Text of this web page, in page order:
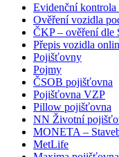
Evidenční kontrola
Ověření vozidla
ČKP – ověření dle
Přepis vozidla
Pojišťovny
Pojmy
ČSOB pojišťovna
Pojišťovna VZP
Pillow pojišťovna
NN Životní
MONETA –
MetLife